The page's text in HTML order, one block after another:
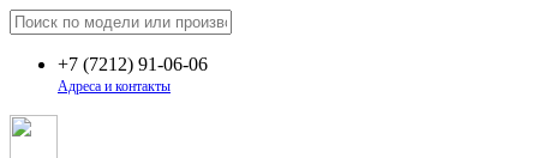
+7 (7212) 91-06-06
Адреса и контакты